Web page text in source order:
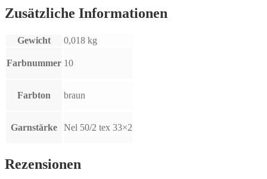
Zusätzliche Informationen
Gewicht 0,018 kg
Farbnummer 10
Farbton braun
Garnstärke Nel 50/2 tex 33×2
Rezensionen